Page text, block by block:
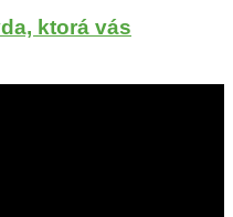
ktorá vás